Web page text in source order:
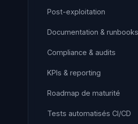
Post-exploitation
Documentation & runbooks
Compliance & audits
KPIs & reporting
Roadmap de maturité
Tests automatisés CI/CD